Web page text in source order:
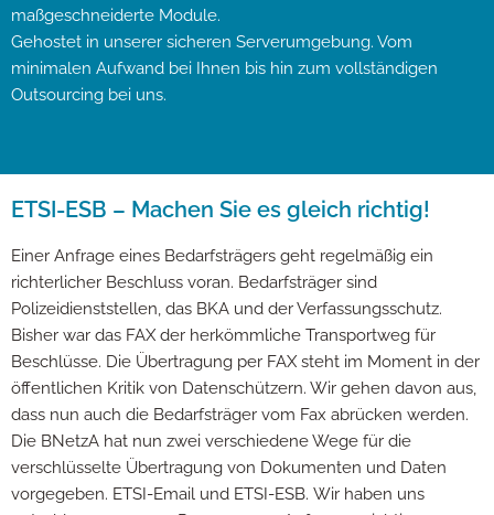
maßgeschneiderte Module.
Gehostet in unserer sicheren Serverumgebung. Vom
minimalen Aufwand bei Ihnen bis hin zum vollständigen
Outsourcing bei uns.
ETSI-ESB – Machen Sie es gleich richtig!
Einer Anfrage eines Bedarfsträgers geht regelmäßig ein
richterlicher Beschluss voran. Bedarfsträger sind
Polizeidienststellen, das BKA und der Verfassungsschutz.
Bisher war das FAX der herkömmliche Transportweg für
Beschlüsse. Die Übertragung per FAX steht im Moment in der
öffentlichen Kritik von Datenschützern. Wir gehen davon aus,
dass nun auch die Bedarfsträger vom Fax abrücken werden.
Die BNetzA hat nun zwei verschiedene Wege für die
verschlüsselte Übertragung von Dokumenten und Daten
vorgegeben. ETSI-Email und ETSI-ESB. Wir haben uns